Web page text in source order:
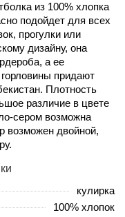
из 100% хлопка
подойдет для всех
прогулки или
дизайну, она
а ее
придают
Плотность
различие в цвете
сером возможна
возможен двойной,
кулирка
100% хлопок